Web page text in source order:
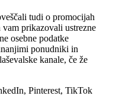
tudi o promocijah
vam prikazovali ustrezne
osebne podatke
ponudniki in
kanale, če že
Pinterest, TikTok